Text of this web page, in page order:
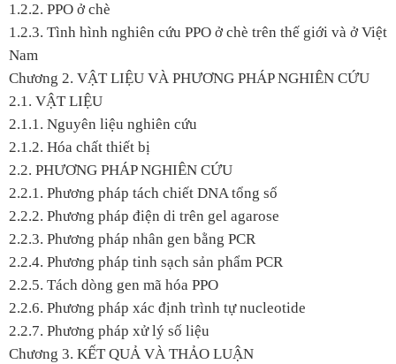
1.2.2. PPO ở chè
1.2.3. Tình hình nghiên cứu PPO ở chè trên thế giới và ở Việt
Nam
Chương 2. VẬT LIỆU VÀ PHƯƠNG PHÁP NGHIÊN CỨU
2.1. VẬT LIỆU
2.1.1. Nguyên liệu nghiên cứu
2.1.2. Hóa chất thiết bị
2.2. PHƯƠNG PHÁP NGHIÊN CỨU
2.2.1. Phương pháp tách chiết DNA tổng số
2.2.2. Phương pháp điện di trên gel agarose
2.2.3. Phương pháp nhân gen bằng PCR
2.2.4. Phương pháp tinh sạch sản phẩm PCR
2.2.5. Tách dòng gen mã hóa PPO
2.2.6. Phương pháp xác định trình tự nucleotide
2.2.7. Phương pháp xử lý số liệu
Chương 3. KẾT QUẢ VÀ THẢO LUẬN